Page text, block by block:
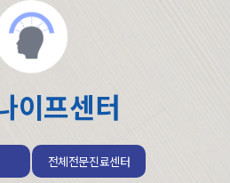
이프센터
전체전문진료센터